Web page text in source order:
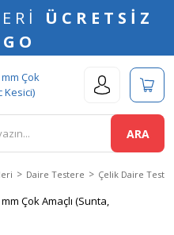
ÜCRETSİZ
ARA
Daire Testere Çelik Daire